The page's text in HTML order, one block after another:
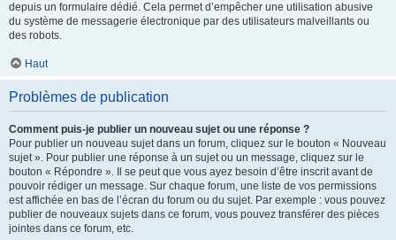
depuis un formulaire dédié. Cela permet d’empêcher une utilisation abusive
du système de messagerie électronique par des utilisateurs malveillants ou
des robots.
Haut
Problèmes de publication
Comment puis-je publier un nouveau sujet ou une réponse ?
Pour publier un nouveau sujet dans un forum, cliquez sur le bouton « Nouveau
sujet ». Pour publier une réponse à un sujet ou un message, cliquez sur le
bouton « Répondre ». Il se peut que vous ayez besoin d’être inscrit avant de
pouvoir rédiger un message. Sur chaque forum, une liste de vos permissions
est affichée en bas de l’écran du forum ou du sujet. Par exemple : vous pouvez
publier de nouveaux sujets dans ce forum, vous pouvez transférer des pièces
jointes dans ce forum, etc.